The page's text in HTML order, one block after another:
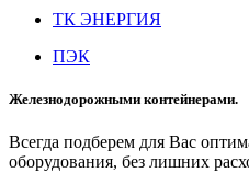
ТК ЭНЕРГИЯ
ПЭК
Железнодорожными контейнерами.
Всегда подберем для Вас
оборудования, без лишних